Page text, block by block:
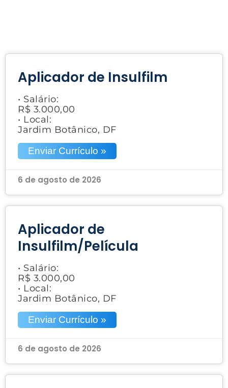
Aplicador de Insulfilm
• Salário:
R$ 3.000,00
• Local:
Jardim Botânico, DF
Enviar Currículo »
6 de agosto de 2026
Aplicador de
Insulfilm/Película
• Salário:
R$ 3.000,00
• Local:
Jardim Botânico, DF
Enviar Currículo »
6 de agosto de 2026